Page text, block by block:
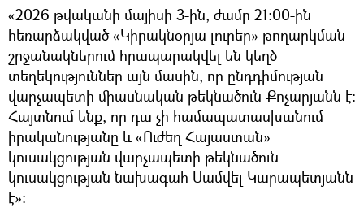
«2026 թվականի մայիսի 3-ին, ժամը 21:00-ին
հեռարձակված «Կիրակնօրյա լուրեր» թողարկման
շրջանակներում հրապարակվել են կեղծ
տեղեկություններ այն մասին, որ ընդդիմության
վարչապետի միասնական թեկնածուն Քոչարյանն է:
Հայտնում ենք, որ դա չի համապատասխանում
իրականությանը և «Ուժեղ Հայաստան»
կուսակցության վարչապետի թեկնածուն
կուսակցության նախագահ Սամվել Կարապետյանն
է»: